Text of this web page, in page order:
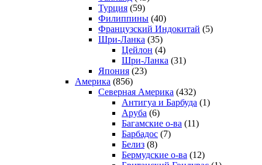
Турция (59)
Филиппины (40)
Французский Индокитай (5)
Шри-Ланка (35)
Цейлон (4)
Шри-Ланка (31)
Япония (23)
Америка (856)
Северная Америка (432)
Антигуа и Барбуда (1)
Аруба (6)
Багамские о-ва (11)
Барбадос (7)
Белиз (8)
Бермудские о-ва (12)